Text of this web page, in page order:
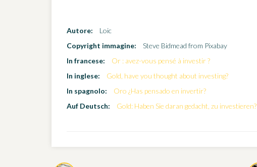
Autore:
Loic
Copyright immagine:
Steve Bidmead from Pixabay
In francese:
Or : avez-vous pensé à investir ?
In inglese:
Gold, have you thought about investing?
In spagnolo:
Oro ¿Has pensado en invertir?
Auf Deutsch:
Gold: Haben Sie daran gedacht, zu investieren?